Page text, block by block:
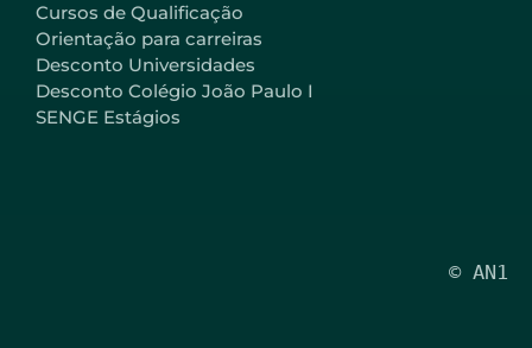
Cursos de Qualificação
Orientação para carreiras
Desconto Universidades
Desconto Colégio João Paulo I
SENGE Estágios
© AN1